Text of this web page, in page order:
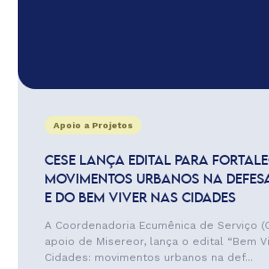
Apoio a Projetos
CESE LANÇA EDITAL PARA
MOVIMENTOS URBANOS NA
E DO BEM VIVER NAS CIDADES
A Coordenadoria Ecumênica de Serviço
apoio de Misereor, lança o edital “Bem
Cidades: movimentos urbanos na def...